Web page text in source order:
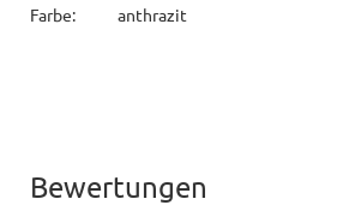
Farbe: anthrazit
Bewertungen